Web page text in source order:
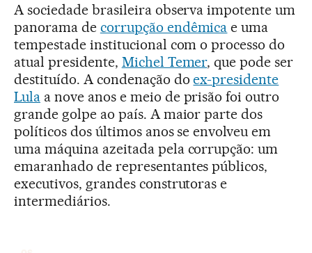
A sociedade brasileira observa impotente um
panorama de corrupção endêmica e uma
tempestade institucional com o processo do
atual presidente, Michel Temer, que pode ser
destituído. A condenação doex-presidente
Lulaa nove anos e meio de prisão foi outro
grande golpe ao país. A maior parte dos
políticos dos últimos anos se envolveu em
uma máquina azeitada pela corrupção: um
emaranhado de representantes públicos,
executivos, grandes construtoras e
intermediários.